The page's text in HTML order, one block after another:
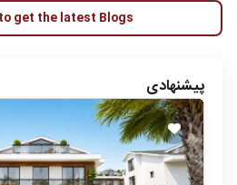
get the latest Blogs
پیشنهادی